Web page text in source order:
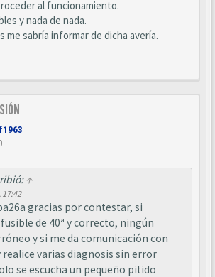
al funcionamiento.
y nada de nada.
me sabría informar de dicha avería.
↑
17:42
gracias por contestar, si
de 40ª y correcto, ningún
y si me da comunicación con
realice varias diagnosis sin error
se escucha un pequeño pitido